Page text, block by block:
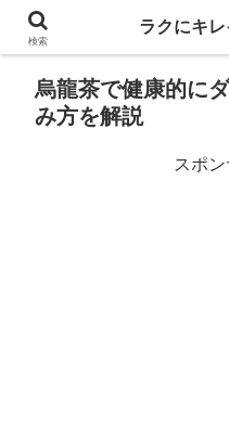
烏龍茶で健康的に
み方を解説
スポ
検索
ラクにキ